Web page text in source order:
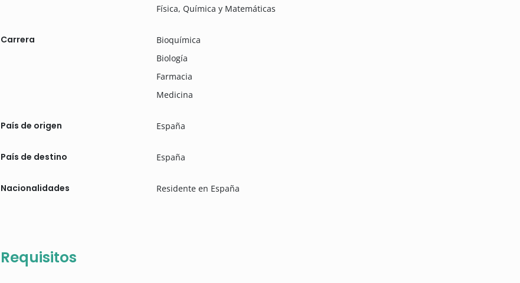
Física, Química y Matemáticas
Carrera
Bioquímica
Biología
Farmacia
Medicina
País de origen España
País de destino España
Nacionalidades Residente en España
Requisitos